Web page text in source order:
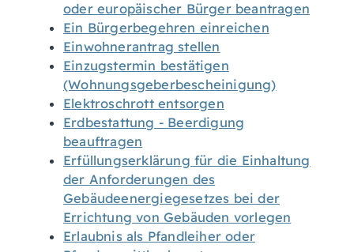
oder europäischer Bürger beantragen
Ein Bürgerbegehren einreichen
Einwohnerantrag stellen
Einzugstermin bestätigen
(Wohnungsgeberbescheinigung)
Elektroschrott entsorgen
Erdbestattung - Beerdigung
beauftragen
Erfüllungserklärung für die Einhaltung
der Anforderungen des
Gebäudeenergiegesetzes bei der
Errichtung von Gebäuden vorlegen
Erlaubnis als Pfandleiher oder